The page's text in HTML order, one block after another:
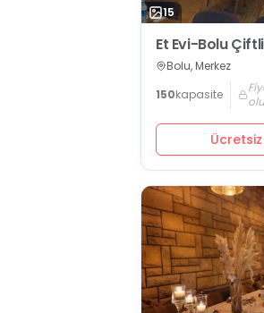
15
Et Evi-Bolu
Bolu, Merkez
150kapasite